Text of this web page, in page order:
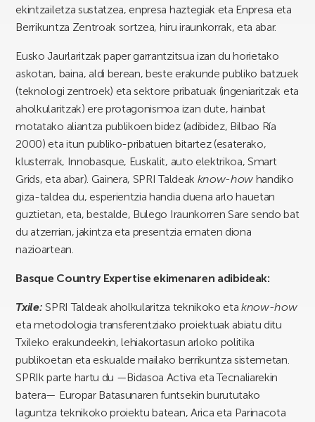
ekintzailetza sustatzea, enpresa haztegiak eta Enpresa eta
Berrikuntza Zentroak sortzea, hiru iraunkorrak, eta abar.
Eusko Jaurlaritzak paper garrantzitsua izan du horietako
askotan, baina, aldi berean, beste erakunde publiko batzuek
(teknologi zentroek) eta sektore pribatuak (ingeniaritzak eta
aholkularitzak) ere protagonismoa izan dute, hainbat
motatako aliantza publikoen bidez (adibidez, Bilbao Ría
2000) eta itun publiko-pribatuen bitartez (esaterako,
klusterrak, Innobasque, Euskalit, auto elektrikoa, Smart
Grids, eta abar). Gainera, SPRI Taldeak know-how handiko
giza-taldea du, esperientzia handia duena arlo hauetan
guztietan, eta, bestalde, Bulego Iraunkorren Sare sendo bat
du atzerrian, jakintza eta presentzia ematen diona
nazioartean.
Basque Country Expertise ekimenaren adibideak:
Txile:SPRI Taldeak aholkularitza teknikoko etaknow-how
eta metodologia transferentziako proiektuak abiatu ditu
Txileko erakundeekin, lehiakortasun arloko politika
publikoetan eta eskualde mailako berrikuntza sistemetan.
SPRIk parte hartu du —Bidasoa Activa eta Tecnaliarekin
batera— Europar Batasunaren funtsekin burututako
laguntza teknikoko proiektu batean, Arica eta Parinacota